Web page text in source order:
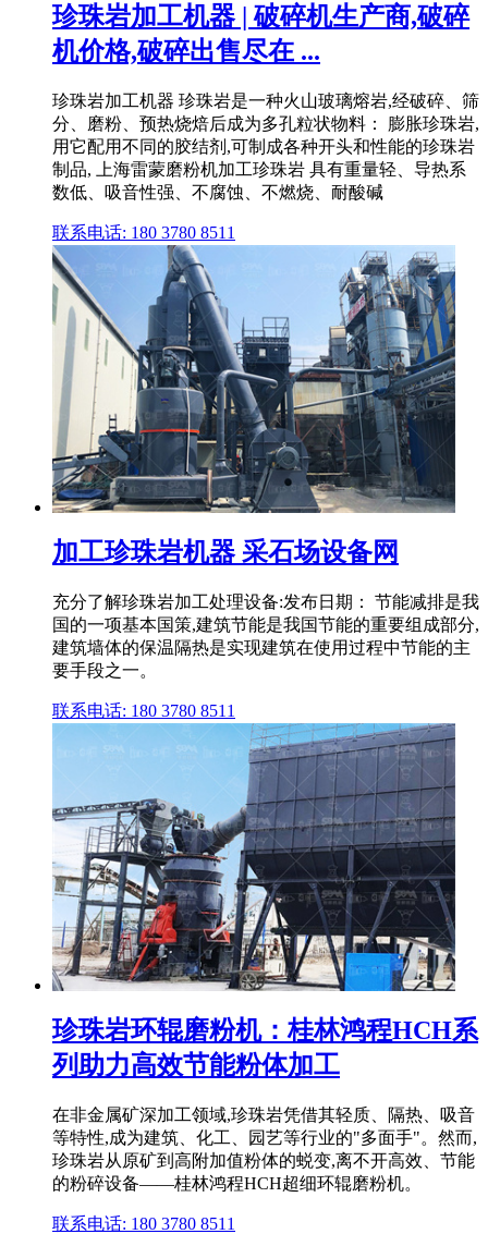
珍珠岩加工机器 | 破碎机生产商,破碎
机价格,破碎出售尽在 ...
珍珠岩加工机器 珍珠岩是一种火山玻璃熔岩,经破碎、筛
分、磨粉、预热烧焙后成为多孔粒状物料： 膨胀珍珠岩,
用它配用不同的胶结剂,可制成各种开头和性能的珍珠岩
制品, 上海雷蒙磨粉机加工珍珠岩 具有重量轻、导热系
数低、吸音性强、不腐蚀、不燃烧、耐酸碱
联系电话: 180 3780 8511
加工珍珠岩机器 采石场设备网
充分了解珍珠岩加工处理设备:发布日期： 节能减排是我
国的一项基本国策,建筑节能是我国节能的重要组成部分,
建筑墙体的保温隔热是实现建筑在使用过程中节能的主
要手段之一。
联系电话: 180 3780 8511
珍珠岩环辊磨粉机：桂林鸿程HCH系
列助力高效节能粉体加工
在非金属矿深加工领域,珍珠岩凭借其轻质、隔热、吸音
等特性,成为建筑、化工、园艺等行业的"多面手"。然而,
珍珠岩从原矿到高附加值粉体的蜕变,离不开高效、节能
的粉碎设备——桂林鸿程HCH超细环辊磨粉机。
联系电话: 180 3780 8511